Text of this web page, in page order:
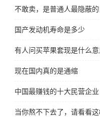
不敢卖，是普通人最隐蔽
国产发动机寿命是多少
有人问买苹果套现是什么意
现在国内真的是通缩
中国最赚钱的十大民营企业
当你熬不下去了，请看看这